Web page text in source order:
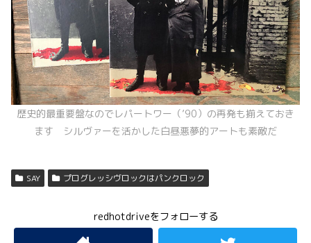
歴史的最重要盤なのでレパートワー（’90）の再発も揃えておき
ます シルヴァーを活かした白昼悪夢的アートも素敵だ
SAY プログレッシヴロックはパンクロック
redhotdriveをフォローする